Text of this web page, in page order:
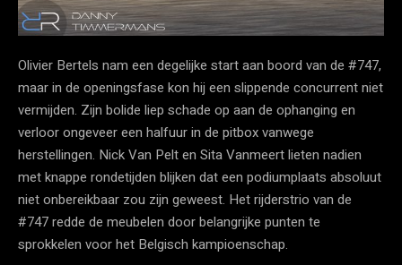
Olivier Bertels nam een degelijke start aan boord van de #747,
maar in de openingsfase kon hij een slippende concurrent niet
vermijden. Zijn bolide liep schade op aan de ophanging en
verloor ongeveer een halfuur in de pitbox vanwege
herstellingen. Nick Van Pelt en Sita Vanmeert lieten nadien
met knappe rondetijden blijken dat een podiumplaats absoluut
niet onbereikbaar zou zijn geweest. Het rijderstrio van de
#747 redde de meubelen door belangrijke punten te
sprokkelen voor het Belgisch kampioenschap.